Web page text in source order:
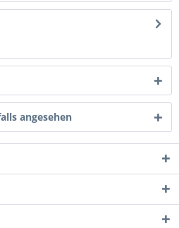
angesehen